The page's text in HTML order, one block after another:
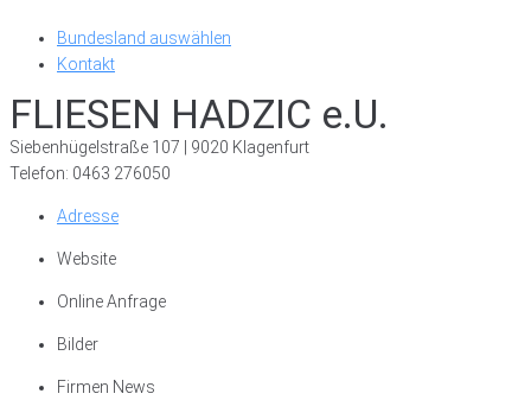
Bundesland auswählen
Kontakt
FLIESEN HADZIC e.U.
Siebenhügelstraße 107 | 9020 Klagenfurt
Telefon: 0463 276050
Adresse
Website
Online Anfrage
Bilder
Firmen News